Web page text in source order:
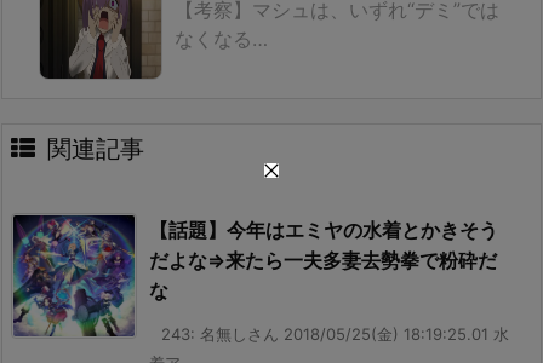
【考察】マシュは、いずれ“デミ”では
なくなる…
関連記事
【話題】今年はエミヤの水着とかきそう
だよな⇒来たら一夫多妻去勢拳で粉砕だ
な
243: 名無しさん 2018/05/25(金) 18:19:25.01 水